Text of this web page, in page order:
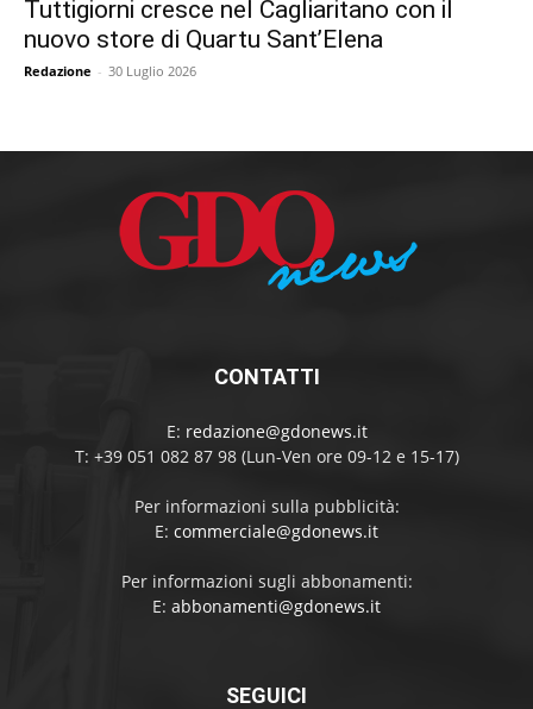
Tuttigiorni cresce nel Cagliaritano con il
nuovo store di Quartu Sant’Elena
Redazione - 30 Luglio 2026
CONTATTI
E: redazione@gdonews.it
T: +39 051 082 87 98 (Lun-Ven ore 09-12 e 15-17)
Per informazioni sulla pubblicità:
E: commerciale@gdonews.it
Per informazioni sugli abbonamenti:
E: abbonamenti@gdonews.it
SEGUICI